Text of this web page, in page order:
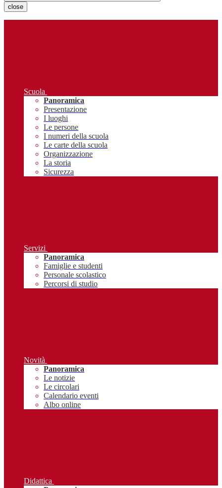
close
Scuola
Panoramica
Presentazione
I luoghi
Le persone
I numeri della scuola
Le carte della scuola
Organizzazione
La storia
Sicurezza
Servizi
Panoramica
Famiglie e studenti
Personale scolastico
Percorsi di studio
Novità
Panoramica
Le notizie
Le circolari
Calendario eventi
Albo online
Didattica